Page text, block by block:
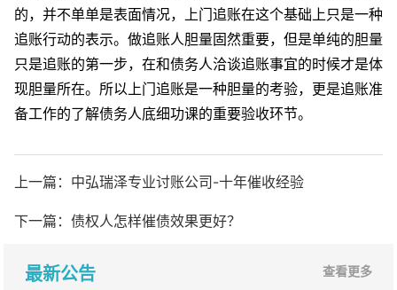
的，并不单单是表面情况，上门追账在这个基础上只是一种
追账行动的表示。做追账人胆量固然重要，但是单纯的胆量
只是追账的第一步，在和债务人洽谈追账事宜的时候才是体
现胆量所在。所以上门追账是一种胆量的考验，更是追账准
备工作的了解债务人底细功课的重要验收环节。
上一篇： 中弘瑞泽专业讨账公司-十年催收经验
下一篇： 债权人怎样催债效果更好？
最新公告 查看更多